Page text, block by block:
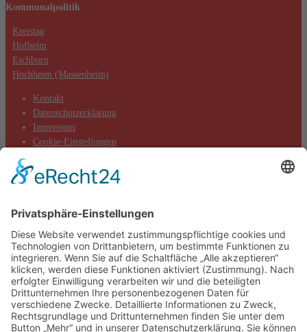
Kommunalpolitik
Kreistag
Hofheim
Eschborn
Hochheim (Massenheim)
Kontakt
Datenschutzerklärung
Impressum
Cookie-Einstellungen
Aktuelles
Aktionen
Termine